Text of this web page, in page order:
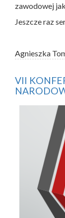
zawodowej
Jeszcze raz
Agnieszka
VII